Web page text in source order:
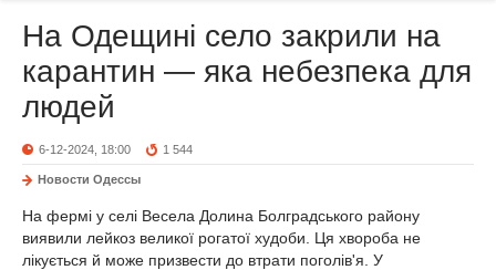
На Одещині село закрили на
карантин — яка небезпека для
людей
6-12-2024, 18:00 1 544
Новости Одессы
На фермі у селі Весела Долина Болградського району
виявили лейкоз великої рогатої худоби. Ця хвороба не
лікується й може призвести до втрати поголів'я. У